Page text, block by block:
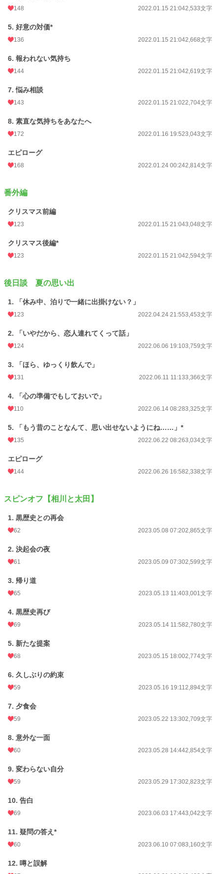
148 2022.01.15 21:042,533文字
5. 好意の対価*
136 2022.01.15 21:042,668文字
6. 報われない気持ち
144 2022.01.15 21:042,619文字
7. 悩み相談
143 2022.01.15 21:022,704文字
8. 素直な気持ちをあなたへ
172 2022.01.16 19:523,043文字
エピローグ
168 2022.01.24 00:242,814文字
番外編
クリスマス前編
123 2022.01.15 21:043,048文字
クリスマス後編*
123 2022.01.15 21:042,594文字
後日談 夏の思い出
1. 「休み中、泊りで一緒に出掛けない？」
123 2022.04.24 21:553,453文字
2. 「いやだから、恋人連れてくって話」
124 2022.06.06 19:103,759文字
3. 「ほら、ゆっくり飲んで」
131 2022.06.11 11:133,366文字
4. 「心の準備でもしておいで」
110 2022.06.14 08:283,325文字
5. 「もう昔のことなんて、思い出せないようにね……」*
135 2022.06.22 08:263,034文字
エピローグ
144 2022.06.26 16:582,338文字
スピンオフ【相川と太田】
1. 黒歴史との再会
62 2023.05.08 07:202,865文字
2. 決起会の夜
61 2023.05.09 07:302,599文字
3. 帰り道
65 2023.05.13 11:403,001文字
4. 黒歴史再び
69 2023.05.14 11:582,780文字
5. 新たな提案
68 2023.05.15 18:002,774文字
6. 久しぶりの約束
59 2023.05.16 19:112,894文字
7. 夕食会
59 2023.05.22 13:302,709文字
8. 意外な一面
60 2023.05.28 14:442,854文字
9. 変わらない自分
59 2023.05.29 17:302,823文字
10. 告白
69 2023.06.03 17:443,042文字
11. 疑問の答え*
60 2023.06.10 07:083,160文字
12. 噂と誤解